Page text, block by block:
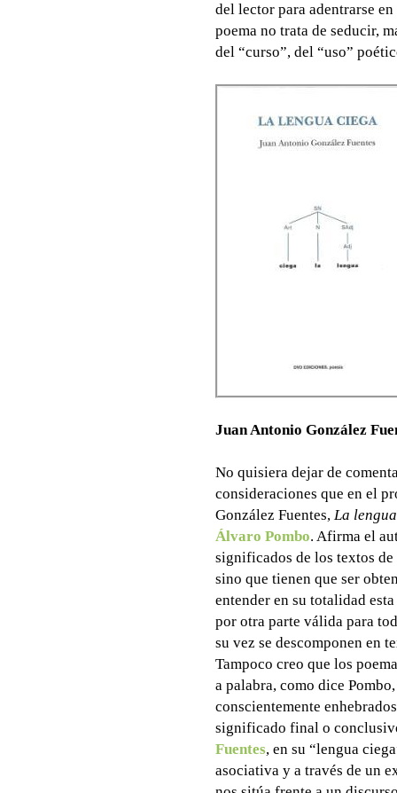
del lector para adentrarse
poema no trata de seducir,
del “curso”, del “uso”
Juan Antonio González
No quisiera dejar de
consideraciones que en el
González Fuentes, La
Álvaro Pombo. Afirma el
significados de los textos
sino que tienen que ser
entender en su totalidad
por otra parte válida para
su vez se descomponen en
Tampoco creo que los
a palabra, como dice
conscientemente
significado final o
Fuentes, en su “lengua
asociativa y a través de un